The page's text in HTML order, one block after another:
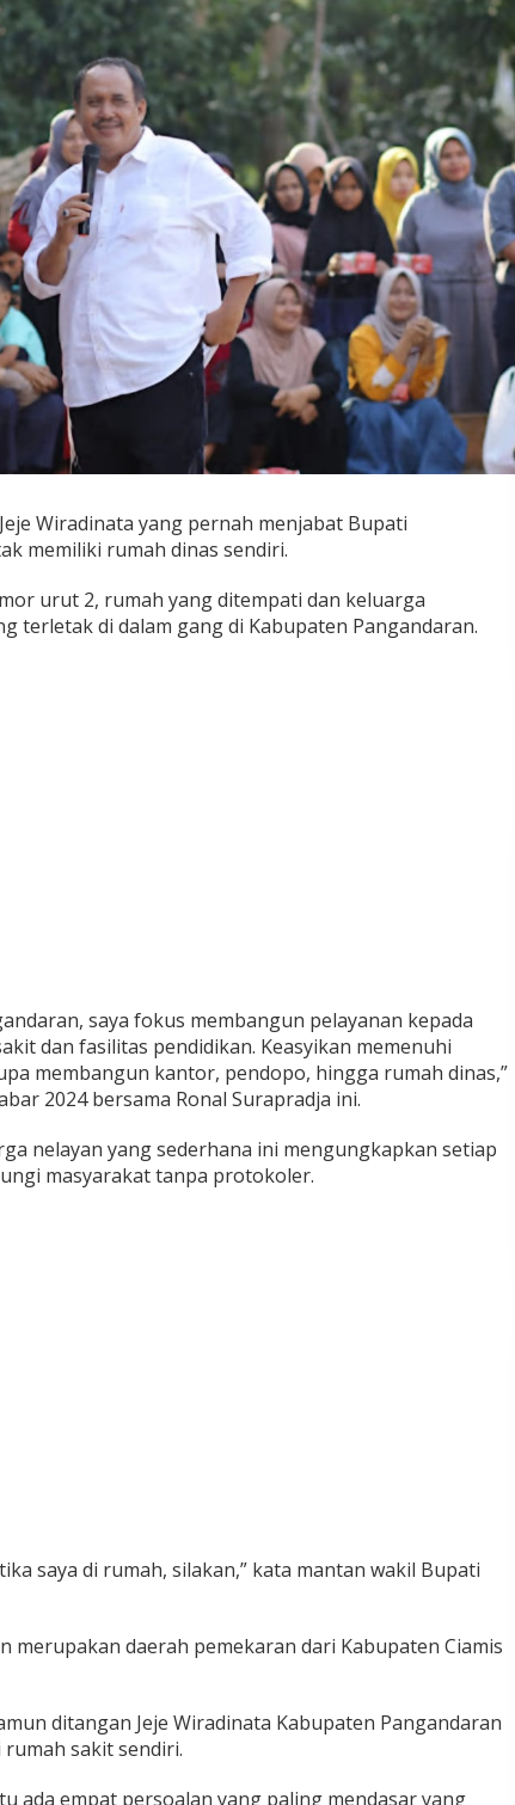
Jeje Wiradinata yang pernah menjabat Bupati
memiliki rumah dinas sendiri.
urut 2, rumah yang ditempati dan keluarga
terletak di dalam gang di Kabupaten Pangandaran.
saya fokus membangun pelayanan kepada
dan fasilitas pendidikan. Keasyikan memenuhi
membangun kantor, pendopo, hingga rumah dinas,”
2024 bersama Ronal Surapradja ini.
nelayan yang sederhana ini mengungkapkan setiap
masyarakat tanpa protokoler.
saya di rumah, silakan,” kata mantan wakil Bupati
merupakan daerah pemekaran dari Kabupaten Ciamis
ditangan Jeje Wiradinata Kabupaten Pangandaran
sakit sendiri.
ada empat persoalan yang paling mendasar yang